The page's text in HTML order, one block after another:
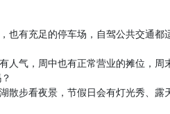
有充足的停车场，自驾公共交通都
气，周中也有正常营业的摊位，周
散步看夜景，节假日会有灯光秀、露